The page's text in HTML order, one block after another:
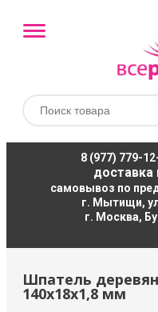
8 (977) 779-
доставка по
самовывоз по
г. Мытищи,
г. Москва,
Шпатель
140х18х1,8 мм